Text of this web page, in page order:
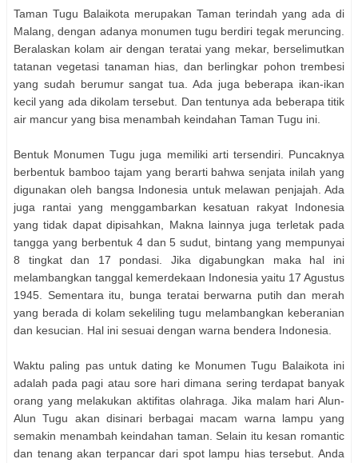
Taman Tugu Balaikota merupakan Taman terindah yang ada di
Malang, dengan adanya monumen tugu berdiri tegak meruncing.
Beralaskan kolam air dengan teratai yang mekar, berselimutkan
tatanan vegetasi tanaman hias, dan berlingkar pohon trembesi
yang sudah berumur sangat tua. Ada juga beberapa ikan-ikan
kecil yang ada dikolam tersebut. Dan tentunya ada beberapa titik
air mancur yang bisa menambah keindahan Taman Tugu ini.
Bentuk Monumen Tugu juga memiliki arti tersendiri. Puncaknya
berbentuk bamboo tajam yang berarti bahwa senjata inilah yang
digunakan oleh bangsa Indonesia untuk melawan penjajah. Ada
juga rantai yang menggambarkan kesatuan rakyat Indonesia
yang tidak dapat dipisahkan, Makna lainnya juga terletak pada
tangga yang berbentuk 4 dan 5 sudut, bintang yang mempunyai
8 tingkat dan 17 pondasi. Jika digabungkan maka hal ini
melambangkan tanggal kemerdekaan Indonesia yaitu 17 Agustus
1945. Sementara itu, bunga teratai berwarna putih dan merah
yang berada di kolam sekeliling tugu melambangkan keberanian
dan kesucian. Hal ini sesuai dengan warna bendera Indonesia.
Waktu paling pas untuk dating ke Monumen Tugu Balaikota ini
adalah pada pagi atau sore hari dimana sering terdapat banyak
orang yang melakukan aktifitas olahraga. Jika malam hari Alun-
Alun Tugu akan disinari berbagai macam warna lampu yang
semakin menambah keindahan taman. Selain itu kesan romantic
dan tenang akan terpancar dari spot lampu hias tersebut. Anda